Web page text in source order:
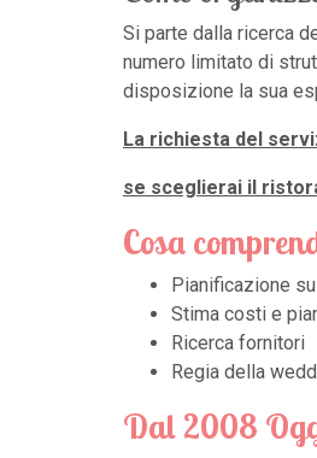
Si parte dalla ricerca
numero limitato di
disposizione la sua
La richiesta del
se sceglierai il
Cosa
Pianificazione
Stima costi e
Ricerca fornitori
Regia della
Dal 2008